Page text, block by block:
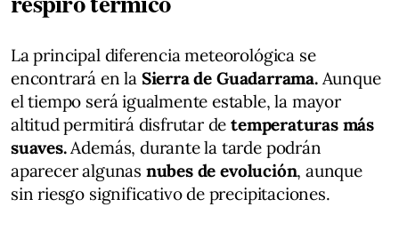
La principal diferencia meteorológica se
encontrará en la Sierra de Guadarrama.Aunque
el tiempo será igualmente estable, la mayor
altitud permitirá disfrutar de temperaturas más
suaves.Además, durante la tarde podrán
aparecer algunas nubes de evolución, aunque
sin riesgo significativo de precipitaciones.